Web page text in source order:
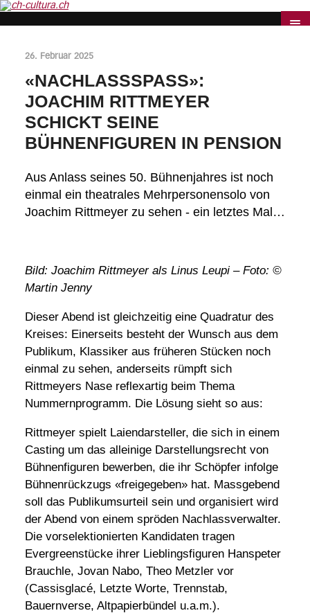
26. Februar 2025
«NACHLASSSPASS»:
JOACHIM RITTMEYER
SCHICKT SEINE
BÜHNENFIGUREN IN PENSION
Aus Anlass seines 50. Bühnenjahres ist noch
einmal ein theatrales Mehrpersonensolo von
Joachim Rittmeyer zu sehen - ein letztes Mal…
Bild: Joachim Rittmeyer als Linus Leupi – Foto: ©
Martin Jenny
Dieser Abend ist gleichzeitig eine Quadratur des
Kreises: Einerseits besteht der Wunsch aus dem
Publikum, Klassiker aus früheren Stücken noch
einmal zu sehen, anderseits rümpft sich
Rittmeyers Nase reflexartig beim Thema
Nummernprogramm. Die Lösung sieht so aus:
Rittmeyer spielt Laiendarsteller, die sich in einem
Casting um das alleinige Darstellungsrecht von
Bühnenfiguren bewerben, die ihr Schöpfer infolge
Bühnenrückzugs «freigegeben» hat. Massgebend
soll das Publikumsurteil sein und organisiert wird
der Abend von einem spröden Nachlassverwalter.
Die vorselektionierten Kandidaten tragen
Evergreenstücke ihrer Lieblingsfiguren Hanspeter
Brauchle, Jovan Nabo, Theo Metzler vor
(Cassisglacé, Letzte Worte, Trennstab,
Bauernverse, Altpapierbündel u.a.m.).